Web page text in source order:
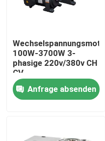
Zu Hause
Videos
Wechselspannungsmotor
100W-3700W 3-
phasige 220v/380v CH
CV
Anfrage absenden